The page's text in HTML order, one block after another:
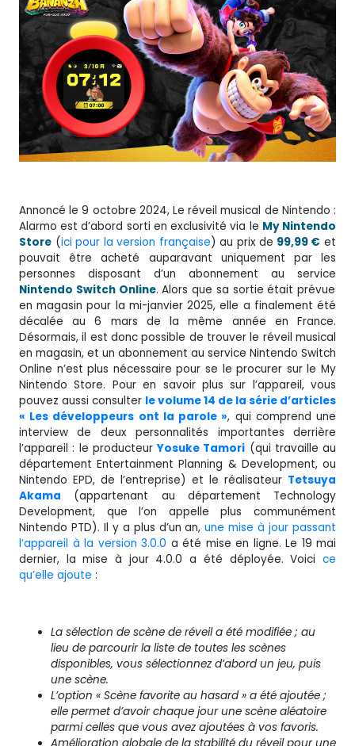
Annoncé le 9 octobre 2024, Le réveil musical de Nintendo :
Alarmo est d’abord sorti en exclusivité via le My Nintendo
Store (ici pour la version française) au prix de 99,99 € et
pouvait être acheté auparavant uniquement par les
personnes disposant d’un abonnement au service
Nintendo Switch Online. Alors que sa sortie était prévue
en magasin pour la mi-janvier 2025, elle a finalement été
décalée au 6 mars de la même année en France.
Désormais, il est donc possible de trouver le réveil musical
en magasin, et un abonnement au service Nintendo Switch
Online n’est plus nécessaire pour se le procurer sur le My
Nintendo Store. Pour en savoir plus sur l’appareil, vous
pouvez aussi consulter le volume 14 de la série d’articles
« Les développeurs ont la parole », qui comprend une
interview de deux personnalités importantes derrière
l’appareil : le producteur Yosuke Tamori (qui travaille au
département Entertainment Planning & Development, ou
Nintendo EPD, de l’entreprise) et le réalisateur Tetsuya
Akama (appartenant au département Technology
Development, que l’on appelle plus communément
Nintendo PTD). Il y a plus d’un an,une mise à jour passant
l’appareil à la version 3.0.0 a été mise en ligne. Le 19 mai
dernier, la mise à jour 4.0.0 a été déployée. Voici ce
qu’elle ajoute :
La sélection de scène de réveil a été modifiée ; au
lieu de parcourir la liste de toutes les scènes
disponibles, vous sélectionnez d’abord un jeu, puis
une scène.
L’option « Scène favorite au hasard » a été ajoutée ;
elle permet d’avoir chaque jour une scène aléatoire
parmi celles que vous avez ajoutées à vos favoris.
Amélioration globale de la stabilité du réveil pour une